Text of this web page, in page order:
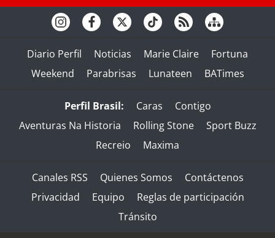
Diario Perfil Noticias Marie Claire
Fortuna
Weekend
Parabrisas Lunateen BATimes
Perfil Brasil: Caras
Contigo
Aventuras Na Historia
Rolling Stone
Sport Buzz
Recreio
Maxima
Canales RSS Quienes Somos
Contáctenos
Privacidad
Equipo
Reglas de participación
Tránsito